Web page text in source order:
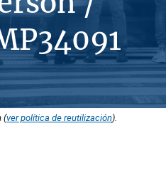
(ver política de reutilización).